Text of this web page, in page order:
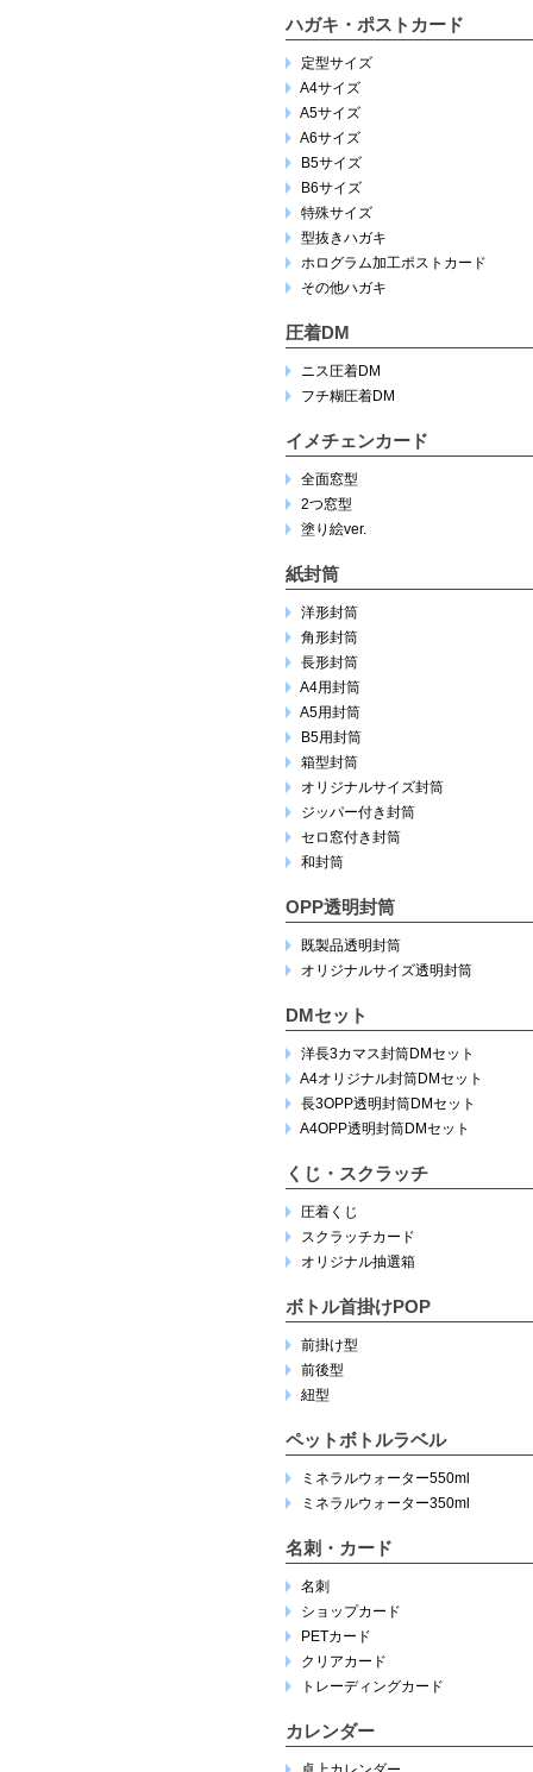
ハガキ・ポストカード
定型サイズ
A4サイズ
A5サイズ
A6サイズ
B5サイズ
B6サイズ
特殊サイズ
型抜きハガキ
ホログラム加工ポストカード
その他ハガキ
圧着DM
ニス圧着DM
フチ糊圧着DM
イメチェンカード
全面窓型
2つ窓型
塗り絵ver.
紙封筒
洋形封筒
角形封筒
長形封筒
A4用封筒
A5用封筒
B5用封筒
箱型封筒
オリジナルサイズ封筒
ジッパー付き封筒
セロ窓付き封筒
和封筒
OPP透明封筒
既製品透明封筒
オリジナルサイズ透明封筒
DMセット
洋長3カマス封筒DMセット
A4オリジナル封筒DMセット
長3OPP透明封筒DMセット
A4OPP透明封筒DMセット
くじ・スクラッチ
圧着くじ
スクラッチカード
オリジナル抽選箱
ボトル首掛けPOP
前掛け型
前後型
紐型
ペットボトルラベル
ミネラルウォーター550ml
ミネラルウォーター350ml
名刺・カード
名刺
ショップカード
PETカード
クリアカード
トレーディングカード
カレンダー